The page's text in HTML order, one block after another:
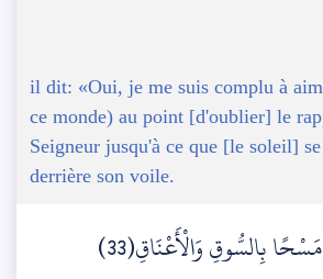
il dit: «Oui, je me suis complu à
ce monde) au point [d'oublier] le
Seigneur jusqu'à ce que [le soleil]
derrière son voile.
بِالسُّوقِ وَالْأَعْنَاقِ(33)